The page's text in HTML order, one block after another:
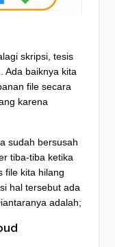
skripsi, tesis
Ada baiknya kita
file secara
karena
sudah bersusah
tiba-tiba ketika
file kita hilang
hal tersebut ada
adalah;